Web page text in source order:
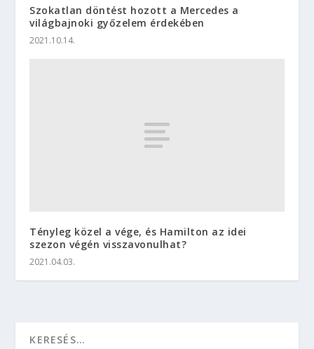
Szokatlan döntést hozott a Mercedes a
világbajnoki győzelem érdekében
2021.10.14.
Tényleg közel a vége, és Hamilton az idei
szezon végén visszavonulhat?
2021.04.03.